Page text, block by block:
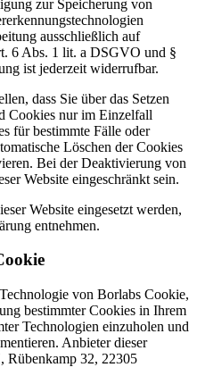
zur Speicherung von
ausschließlich auf
6 Abs. 1 lit. a DSGVO und §
ist jederzeit widerrufbar.
dass Sie über das Setzen
Cookies nur im Einzelfall
für bestimmte Fälle oder
Löschen der Cookies
Bei der Deaktivierung von
Website eingeschränkt sein.
Website eingesetzt werden,
entnehmen.
von Borlabs Cookie,
bestimmter Cookies in Ihrem
Technologien einzuholen und
Anbieter dieser
Rübenkamp 32, 22305